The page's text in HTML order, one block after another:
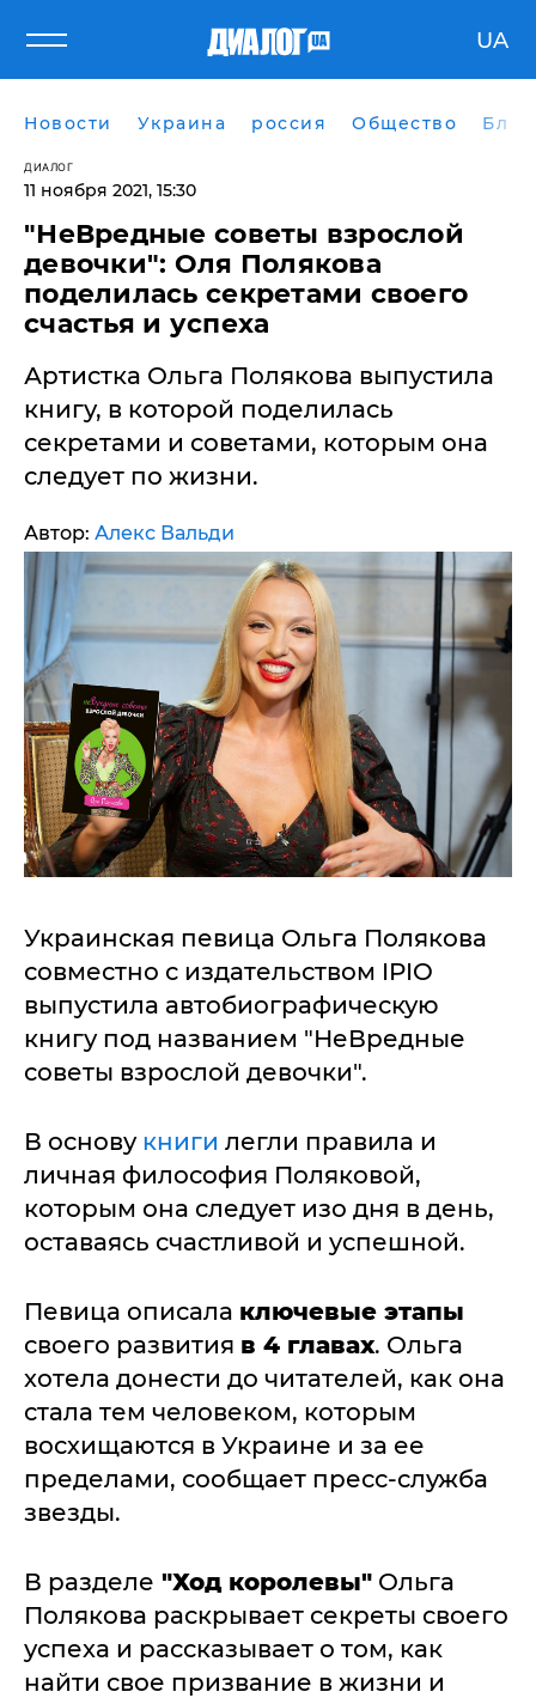
UA
Новости Украина россия Общество
ДИАЛОГ
11 ноября 2021, 15:30
"НеВредные советы взрослой
девочки": Оля Полякова
поделилась секретами своего
счастья и успеха
Артистка Ольга Полякова выпустила
книгу, в которой поделилась
секретами и советами, которым она
следует по жизни.
Автор: Алекс Вальди
Украинская певица Ольга Полякова
совместно с издательством IPIO
выпустила автобиографическую
книгу под названием "НеВредные
советы взрослой девочки".
В основу книги легли правила и
личная философия Поляковой,
которым она следует изо дня в день,
оставаясь счастливой и успешной.
Певица описала ключевые этапы
своего развития в 4 главах. Ольга
хотела донести до читателей, как она
стала тем человеком, которым
восхищаются в Украине и за ее
пределами, сообщает пресс-служба
звезды.
В разделе "Ход королевы" Ольга
Полякова раскрывает секреты своего
успеха и рассказывает о том, как
найти свое призвание в жизни и